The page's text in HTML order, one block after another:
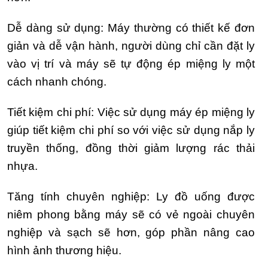
Dễ dàng sử dụng: Máy thường có thiết kế đơn
giản và dễ vận hành, người dùng chỉ cần đặt ly
vào vị trí và máy sẽ tự động ép miệng ly một
cách nhanh chóng.
Tiết kiệm chi phí: Việc sử dụng máy ép miệng ly
giúp tiết kiệm chi phí so với việc sử dụng nắp ly
truyền thống, đồng thời giảm lượng rác thải
nhựa.
Tăng tính chuyên nghiệp: Ly đồ uống được
niêm phong bằng máy sẽ có vẻ ngoài chuyên
nghiệp và sạch sẽ hơn, góp phần nâng cao
hình ảnh thương hiệu.